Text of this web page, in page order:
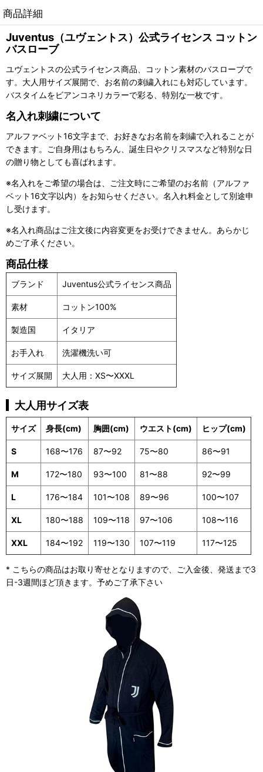
商品詳細
Juventus（ユヴェントス）公式ライセンス コットン
バスローブ
ユヴェントスの公式ライセンス商品、コットン素材のバスローブで
す。大人用サイズ展開で、お名前の刺繍入れにも対応しています。
バスタイムをビアンコネリカラーで彩る、特別な一枚です。
名入れ刺繍について
アルファベット16文字まで、お好きなお名前を刺繍で入れることが
できます。ご自身用はもちろん、誕生日やクリスマスなど特別な日
の贈り物としても喜ばれます。
※名入れをご希望の場合は、ご注文時にご希望のお名前（アルファ
ベット16文字以内）をお知らせください。名入れ料金として別途申
し受けます。
※名入れ商品はご注文後に内容変更をお受けできません。あらかじ
めご了承ください。
商品仕様
ブランド Juventus公式ライセンス商品
素材 コットン100%
製造国 イタリア
お手入れ 洗濯機洗い可
サイズ展開 大人用：XS〜XXXL
大人用サイズ表
サイズ 身長(cm) 胸囲(cm) ウエスト(cm) ヒップ(cm)
S 168〜176 87〜92 75〜80 86〜91
M 172〜180 93〜100 81〜88 92〜99
L 176〜184 101〜108 89〜96 100〜107
XL 180〜188 109〜118 97〜106 108〜116
XXL 184〜192 119〜130 107〜119 117〜125
* こちらの商品はお取り寄せとなりますので、ご入金後、発送まで3
日-3週間ほど頂きます。予めご了承下さい